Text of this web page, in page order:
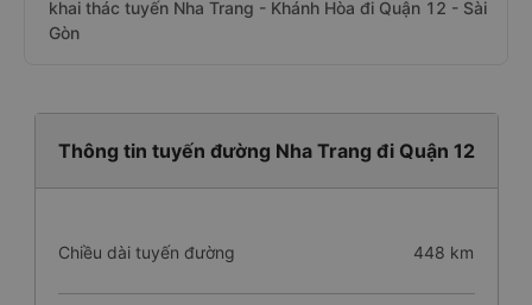
khai thác tuyến Nha Trang - Khánh Hòa đi Quận 12 - Sài
Gòn
Thông tin tuyến đường Nha Trang đi Quận 12
Chiều dài tuyến đường 448 km